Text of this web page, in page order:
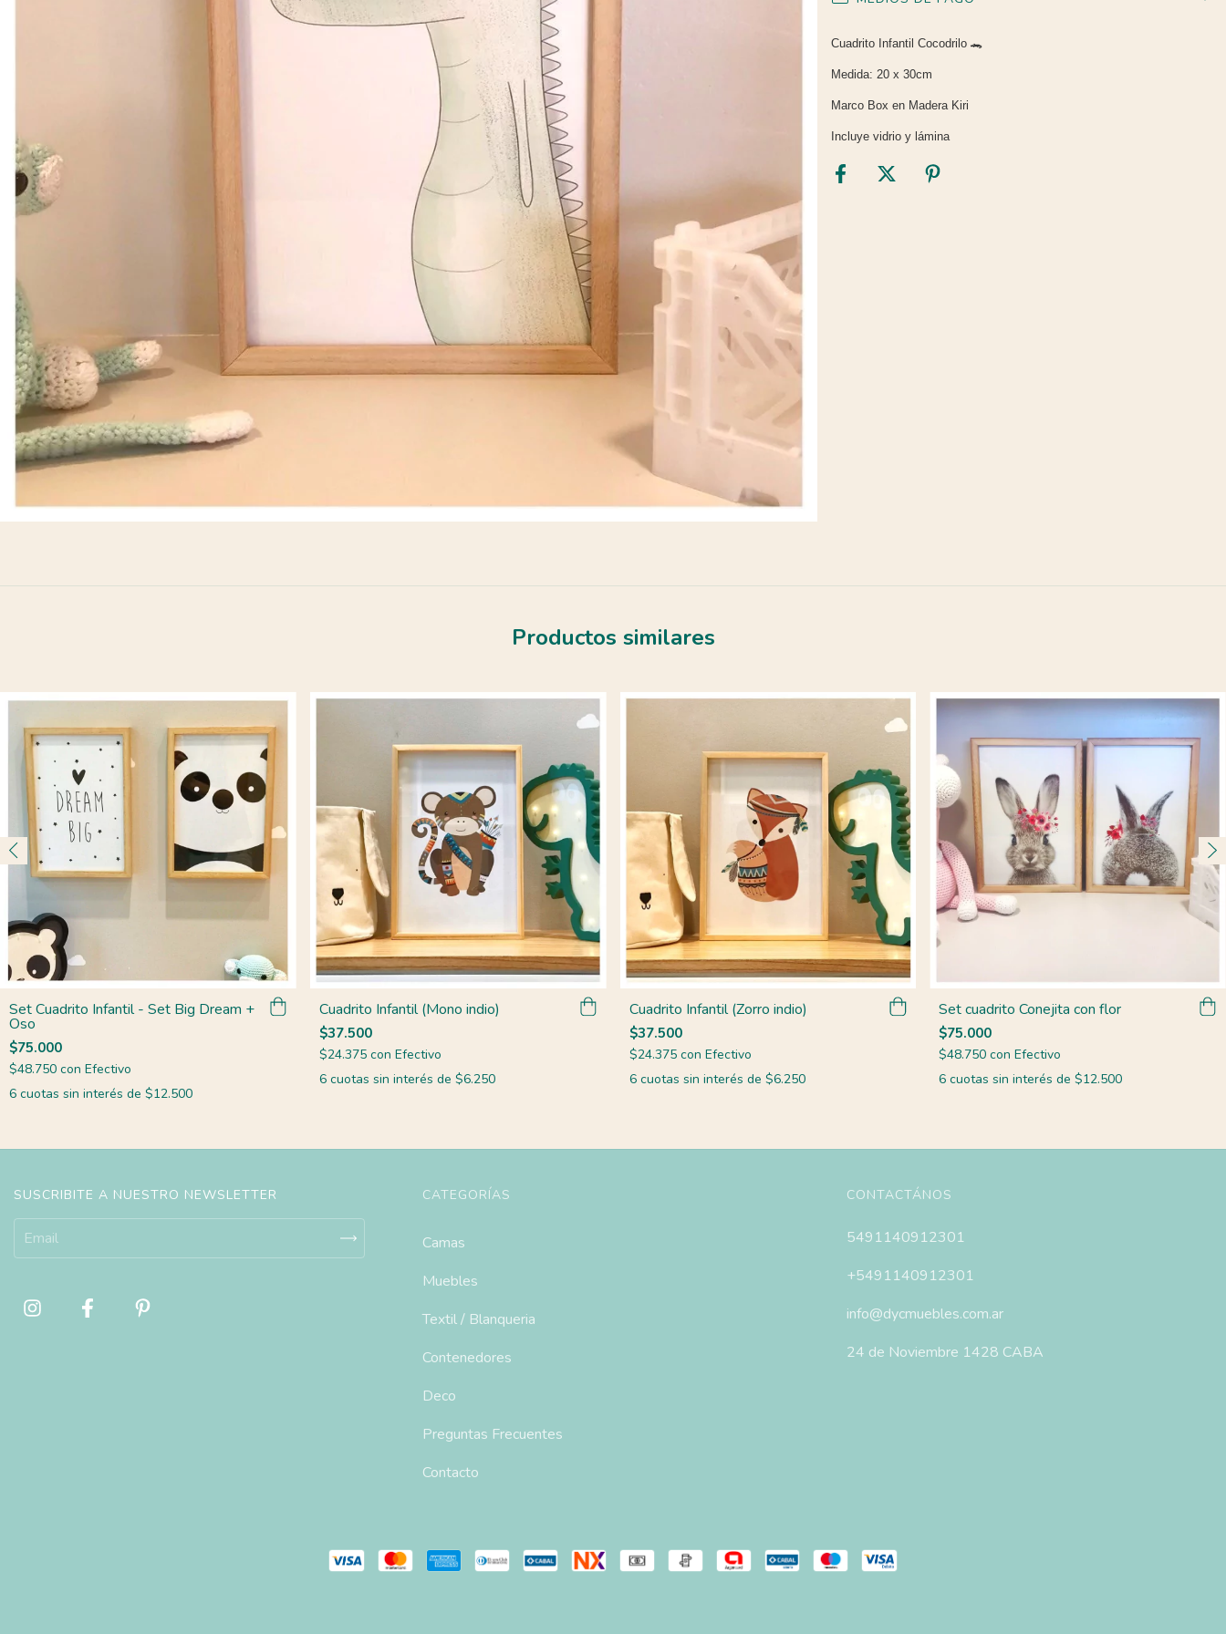
Cuadrito Infantil Cocodrilo 🐊
Medida: 20 x 30cm
Marco Box en Madera Kiri
Incluye vidrio y lámina
Productos similares
Set Cuadrito Infantil - Set Big Dream +
Oso
$75.000
$48.750 con Efectivo
6 cuotas sin interés de $12.500
Cuadrito Infantil (Mono indio)
$37.500
$24.375 con Efectivo
6 cuotas sin interés de $6.250
Cuadrito Infantil (Zorro indio)
$37.500
$24.375 con Efectivo
6 cuotas sin interés de $6.250
Set cuadrito Conejita con flor
$75.000
$48.750con Efectivo
6 cuotas sin interés de$12.500
SUSCRIBITE A NUESTRO NEWSLETTER CATEGORÍAS
Camas
Muebles
Textil / Blanqueria
Contenedores
Deco
Preguntas Frecuentes
Contacto
CONTACTÁNOS
5491140912301
+5491140912301
info@dycmuebles.com.ar
24 de Noviembre 1428 CABA